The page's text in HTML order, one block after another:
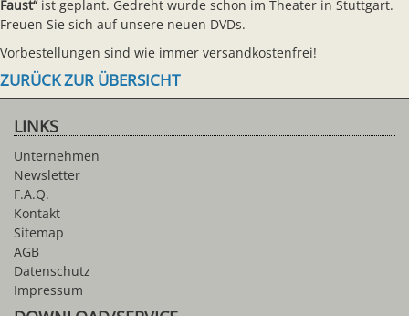
Faust“ist geplant. Gedreht wurde schon im Theater in Stuttgart.
Freuen Sie sich auf unsere neuen DVDs.
Vorbestellungen sind wie immer versandkostenfrei!
ZURÜCK ZUR ÜBERSICHT
LINKS
Unternehmen
Newsletter
F.A.Q.
Kontakt
Sitemap
AGB
Datenschutz
Impressum